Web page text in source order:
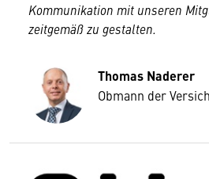
Kommunikation mit unseren
zeitgemäß zu gestalten.
Thomas Naderer
Obmann der